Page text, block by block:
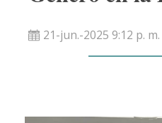
21-jun.-2025 9:12 p. m.